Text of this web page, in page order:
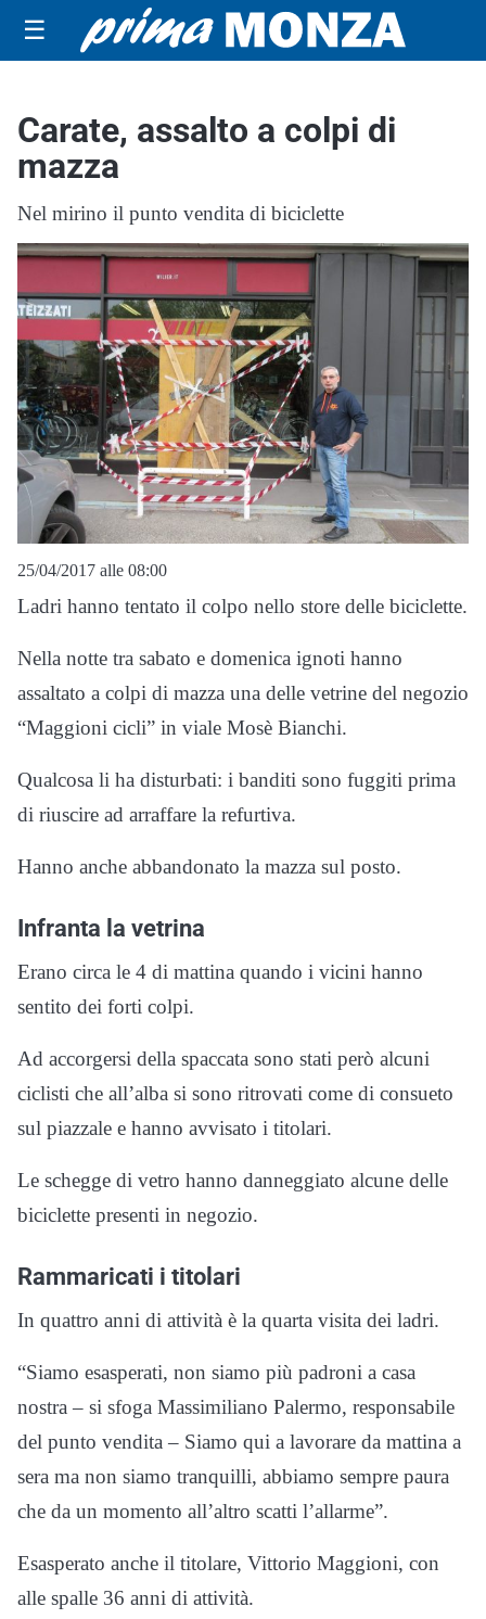
☰
Carate, assalto a colpi di
mazza
Nel mirino il punto vendita di biciclette
25/04/2017 alle 08:00
Ladri hanno tentato il colpo nello store delle biciclette.
Nella notte tra sabato e domenica ignoti hanno
assaltato a colpi di mazza una delle vetrine del negozio
“Maggioni cicli” in viale Mosè Bianchi.
Qualcosa li ha disturbati: i banditi sono fuggiti prima
di riuscire ad arraffare la refurtiva.
Hanno anche abbandonato la mazza sul posto.
Infranta la vetrina
Erano circa le 4 di mattina quando i vicini hanno
sentito dei forti colpi.
Ad accorgersi della spaccata sono stati però alcuni
ciclisti che all’alba si sono ritrovati come di consueto
sul piazzale e hanno avvisato i titolari.
Le schegge di vetro hanno danneggiato alcune delle
biciclette presenti in negozio.
Rammaricati i titolari
In quattro anni di attività è la quarta visita dei ladri.
“Siamo esasperati, non siamo più padroni a casa
nostra – si sfoga Massimiliano Palermo, responsabile
del punto vendita – Siamo qui a lavorare da mattina a
sera ma non siamo tranquilli, abbiamo sempre paura
che da un momento all’altro scatti l’allarme”.
Esasperato anche il titolare, Vittorio Maggioni, con
alle spalle 36 anni di attività.